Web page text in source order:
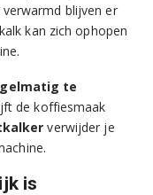
blijven er
kan zich ophopen
te
de koffiesmaak
verwijder je
is